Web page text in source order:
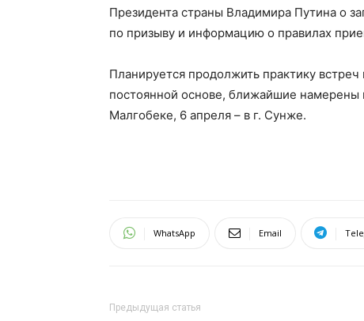
Президента страны Владимира Путина о
по призыву и информацию о правилах
Планируется продолжить практику
постоянной основе, ближайшие намерены
Малгобеке, 6 апреля – в г. Сунже.
WhatsApp Email
Предыдущая статья